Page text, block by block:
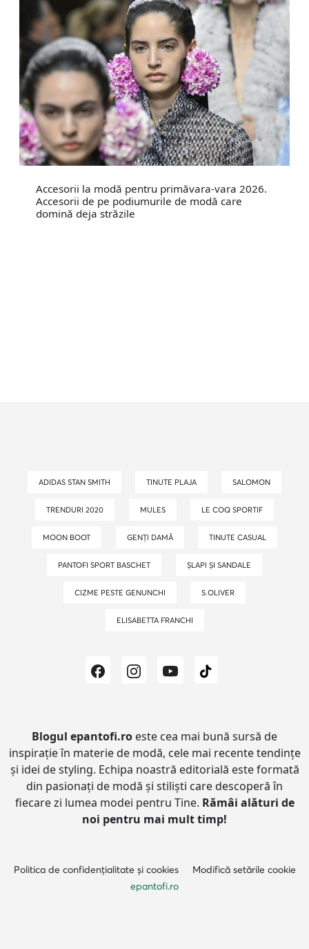
Accesorii la modă pentru primăvara-vara 2026.
Accesorii de pe podiumurile de modă care
domină deja străzile
ADIDAS STAN SMITH TINUTE PLAJA SALOMON
TRENDURI 2020 MULES LE COQ SPORTIF
MOON BOOT GENȚI DAMĂ TINUTE CASUAL
PANTOFI SPORT BASCHET ȘLAPI ȘI SANDALE
CIZME PESTE GENUNCHI S.OLIVER
ELISABETTA FRANCHI
Blogul epantofi.ro este cea mai bună sursă de
inspirație în materie de modă, cele mai recente tendințe
și idei de styling. Echipa noastră editorială este formată
din pasionați de modă și stiliști care descoperă în
fiecare zi lumea modei pentru Tine. Rămâi alături de
noi pentru mai mult timp!
Politica de confidențialitate și cookies
Modifică setările cookie
epantofi.ro